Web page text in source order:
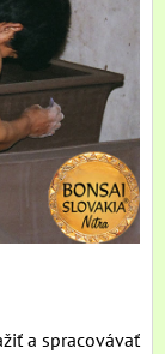
a spracovávať